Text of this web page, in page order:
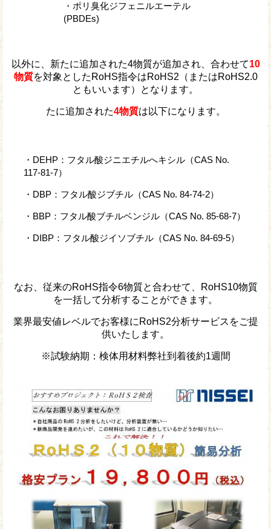
・ポリ臭化ジフェニルエーテル
(PBDEs)
以外に、新たに追加された4物質が追加され、合わせて10
物質を対象としたRoHS指令はRoHS2（またはRoHS2.0
ともいいます）となります。
たに追加された4物質は以下になります。
・DEHP：フタル酸ジニエチルへキシル（CAS No.
117-81-7）
・DBP：フタル酸ジブチル（CAS No. 84-74-2）
・BBP：フタル酸ブチルベンジル（CAS No. 85-68-7）
・DIBP：フタル酸ジイソブチル（CAS No. 84-69-5）
なお、従来のRoHS指令6物質と合わせて、RoHS10物質
を一括して分析することができます。
業界最安値レベルでお客様にRoHS2分析サービスをご提
供いたします。
※試験納期：検体用材料弊社到着後約1週間